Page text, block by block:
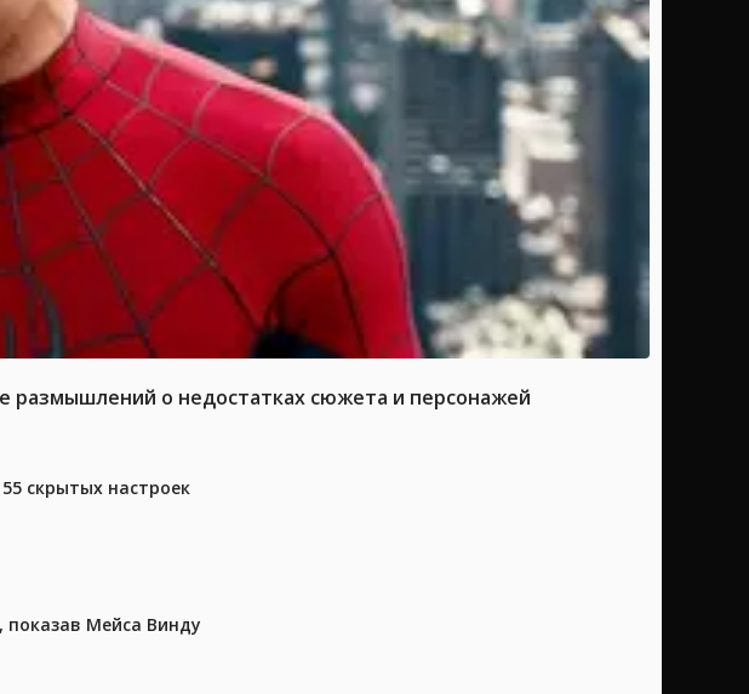
о недостатках сюжета и персонажей
скрытых настроек
показав Мейса Винду